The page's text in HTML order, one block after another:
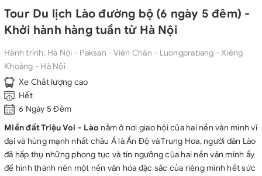
Tour Du lịch Lào đường bộ (6 ngày 5 đêm) -
Khởi hành hàng tuần từ Hà Nội
Hành trình:Hà Nội - Paksan - Viên Chăn - Luongprabang - Xiêng
Khoảng - Hà Nội
Xe Chất lượng cao
Hết
6 Ngày 5 Đêm
Miền đất Triệu Voi - Lào nằm ở nơi giao hội của hai nền văn minh vĩ
đại và hùng mạnh nhất châu Á là Ấn Độ và Trung Hoa, người dân Lào
đã hấp thụ những phong tục và tín ngưỡng của hai nền văn minh ấy
để hình thành nên một nền văn hóa đặc sắc của riêng mình hết sức